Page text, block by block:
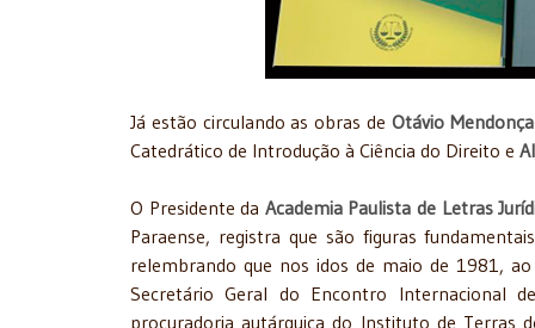
Já estão circulando as obras de Otávio Mendonça
Catedrático de Introdução à Ciência do Direito e
O Presidente da Academia Paulista de Letras
Paraense, registra que são figuras
relembrando que nos idos de maio de 1981,
Secretário Geral do Encontro Internacional
procuradoria autárquica do Instituto de Terras